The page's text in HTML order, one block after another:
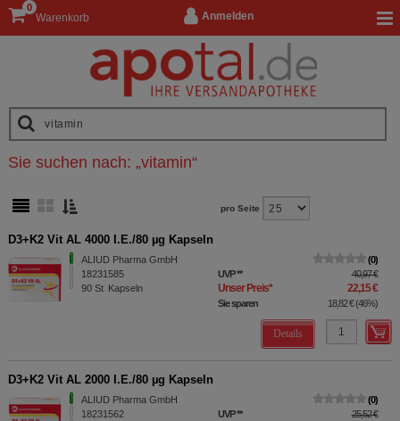
Anmelden
Warenkorb
0
Sie suchen nach: „vitamin“
pro Seite
D3+K2 Vit AL 4000 I.E./80 µg Kapseln
ALIUD Pharma GmbH
18231585
90 St Kapseln
0
UVP** 40,97 €
Unser Preis* 22,15 €
Sie sparen 18,82 €(46%)
Details
D3+K2 Vit AL 2000 I.E./80 µg Kapseln
ALIUD Pharma GmbH
18231562
0
UVP** 25,52 €